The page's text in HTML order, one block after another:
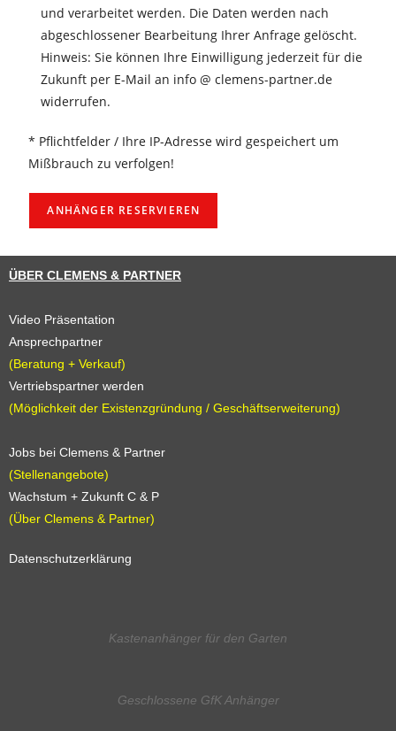
und verarbeitet werden. Die Daten werden nach
abgeschlossener Bearbeitung Ihrer Anfrage gelöscht.
Hinweis: Sie können Ihre Einwilligung jederzeit für die
Zukunft per E-Mail an info @ clemens-partner.de
widerrufen.
* Pflichtfelder / Ihre IP-Adresse wird gespeichert um
Mißbrauch zu verfolgen!
ÜBER CLEMENS & PARTNER
Video Präsentation
Ansprechpartner
(Beratung + Verkauf)
Vertriebspartner werden
(Möglichkeit der Existenzgründung / Geschäftserweiterung)
Jobs bei Clemens & Partner
(Stellenangebote)
Wachstum + Zukunft C & P
(Über Clemens & Partner)
Datenschutzerklärung
Kastenanhänger für den Garten
Geschlossene GfK Anhänger